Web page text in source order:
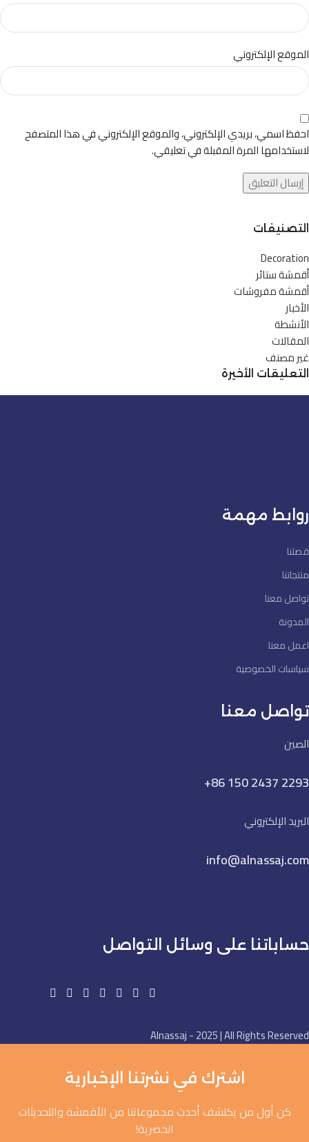
الموقع الإلكتروني
احفظ اسمي، بريدي الإلكتروني، والموقع الإلكتروني في هذا المتصفح
لاستخدامها المرة المقبلة في تعليقي.
التصنيفات
Decoration
أقمشة ستائر
أقمشة مفروشات
الأخبار
الأنشطة
المقالات
غير مصنف
التعليقات الأخيرة
روابط مهمة
قصتنا
منتجاتنا
تواصل معنا
المدونة
اعمل معنا
سياسات الخصوصية
تواصل معنا
الصين
+86 150 2437 2293
البريد الإلكتروني
info@alnassaj.com
حساباتنا على وسائل التواصل
Alnassaj - 2025 | All Rights Reserved
اشترك في نشرتنا الإخبارية
كن أول من يكتشف أحدث مجموعاتنا من الأقمشة والتحديثات
الحصرية!